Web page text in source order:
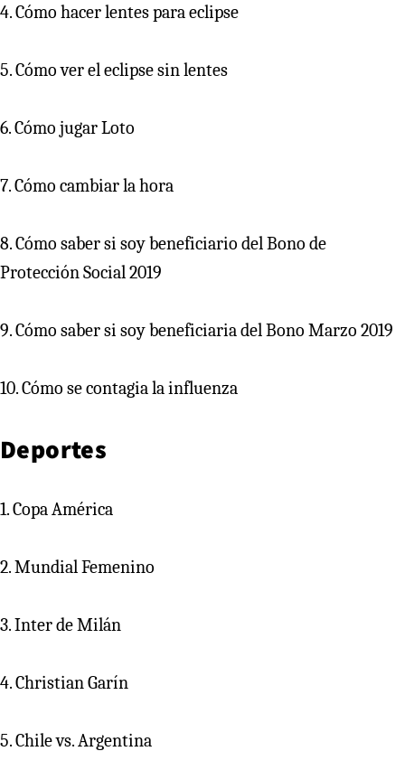
4. Cómo hacer lentes para eclipse
5. Cómo ver el eclipse sin lentes
6. Cómo jugar Loto
7. Cómo cambiar la hora
8. Cómo saber si soy beneficiario del Bono de
Protección Social 2019
9. Cómo saber si soy beneficiaria del Bono Marzo 2019
10. Cómo se contagia la influenza
Deportes
1. Copa América
2. Mundial Femenino
3. Inter de Milán
4. Christian Garín
5. Chile vs. Argentina